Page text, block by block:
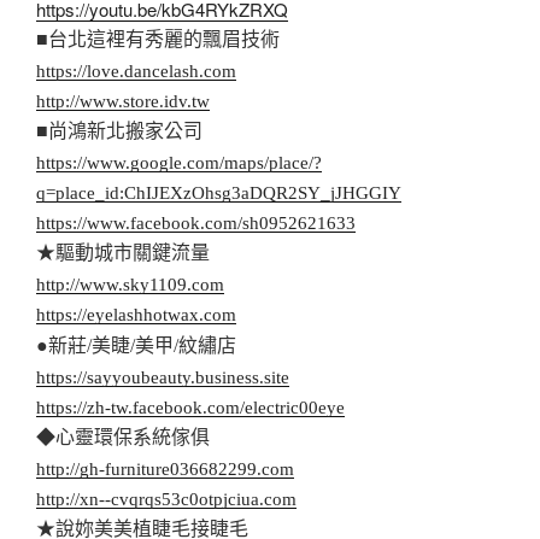
https://youtu.be/kbG4RYkZRXQ
■台北這裡有秀麗的飄眉技術
https://love.dancelash.com
http://www.store.idv.tw
■尚鴻新北搬家公司
https://www.google.com/maps/place/?
q=place_id:ChIJEXzOhsg3aDQR2SY_jJHGGIY
https://www.facebook.com/sh0952621633
★驅動城市關鍵流量
http://www.sky1109.com
https://eyelashhotwax.com
●新莊/美睫/美甲/紋繡店
https://sayyoubeauty.business.site
https://zh-tw.facebook.com/electric00eye
◆心靈環保系統傢俱
http://gh-furniture036682299.com
http://xn--cvqrqs53c0otpjciua.com
★說妳美美植睫毛接睫毛